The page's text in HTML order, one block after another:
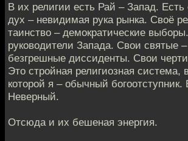
В их религии есть Рай – Запад. Есть
дух – невидимая рука рынка. Своё
таинство – демократические
руководители Запада. Свои
безгрешные диссиденты. Свои
Это стройная религиозная система,
которой я – обычный богоотступник.
Неверный.
Отсюда и их бешеная энергия.